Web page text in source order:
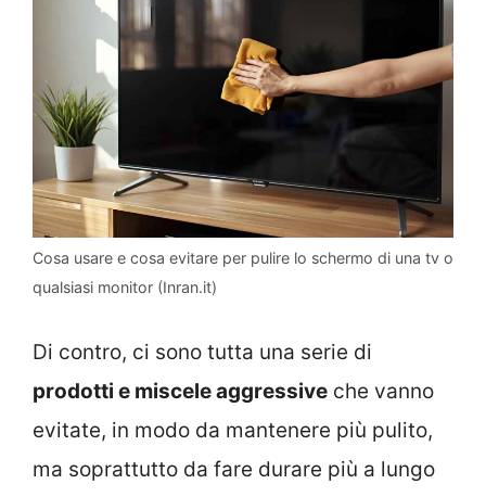
Cosa usare e cosa evitare per pulire lo schermo di una tv o
qualsiasi monitor (Inran.it)
Di contro, ci sono tutta una serie di
prodotti e miscele aggressive che vanno
evitate, in modo da mantenere più pulito,
ma soprattutto da fare durare più a lungo